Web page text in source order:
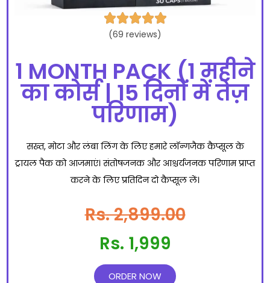

(69 reviews)
1 MONTH PACK (1 महीने
का कोर्स | 15 दिनों में तेज़
परिणाम)
सख्त, मोटा और लंबा लिंग के लिए हमारे लॉन्गजैक कैप्सूल के
ट्रायल पैक को आजमाएं। संतोषजनक और आश्चर्यजनक परिणाम प्राप्त
करने के लिए प्रतिदिन दो कैप्सूल लें।
Rs. 2,899.00
Rs. 1,999
ORDER NOW